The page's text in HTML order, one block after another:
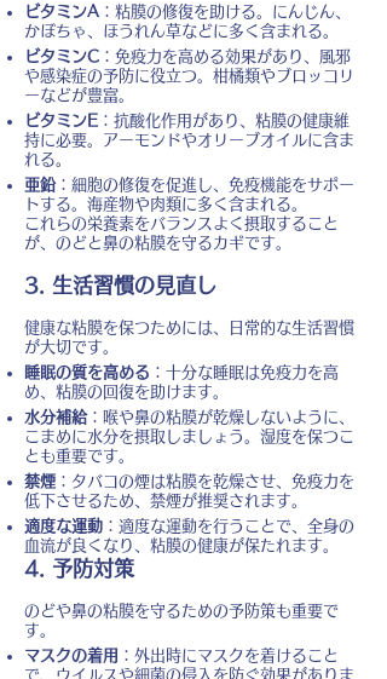
ビタミンA ：粘膜の修復を助ける。にんじん、
かぼちゃ、ほうれん草などに多く含まれる。
ビタミンC ：免疫力を高める効果があり、風邪
や感染症の予防に役立つ。柑橘類やブロッコリ
ーなどが豊富。
ビタミンE ：抗酸化作用があり、粘膜の健康維
持に必要。アーモンドやオリーブオイルに含ま
れる。
亜鉛：細胞の修復を促進し、免疫機能をサポー
トする。海産物や肉類に多く含まれる。
これらの栄養素をバランスよく摂取すること
が、のどと鼻の粘膜を守るカギです。
3. 生活習慣の見直し
健康な粘膜を保つためには、日常的な生活習慣
が大切です。
睡眠の質を高める ：十分な睡眠は免疫力を高
め、粘膜の回復を助けます。
水分補給：喉や鼻の粘膜が乾燥しないように、
こまめに水分を摂取しましょう。湿度を保つこ
とも重要です。
禁煙 ：タバコの煙は粘膜を乾燥させ、免疫力を
低下させるため、禁煙が推奨されます。
適度な運動 ：適度な運動を行うことで、全身の
血流が良くなり、粘膜の健康が保たれます。
4. 予防対策
のどや鼻の粘膜を守るための予防策も重要で
す。
マスクの着用 ：外出時にマスクを着けること
で、ウイルスや細菌の侵入を防ぐ効果がありま